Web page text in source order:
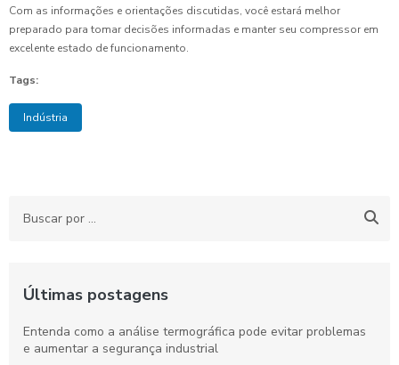
Com as informações e orientações discutidas, você estará melhor
preparado para tomar decisões informadas e manter seu compressor em
excelente estado de funcionamento.
Tags:
Indústria
Últimas postagens
Entenda como a análise termográfica pode evitar problemas
e aumentar a segurança industrial